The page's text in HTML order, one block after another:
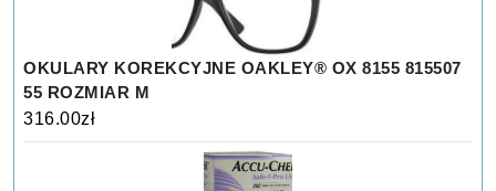
OKULARY KOREKCYJNE OAKLEY® OX 8155 815507
55 ROZMIAR M
316.00zł